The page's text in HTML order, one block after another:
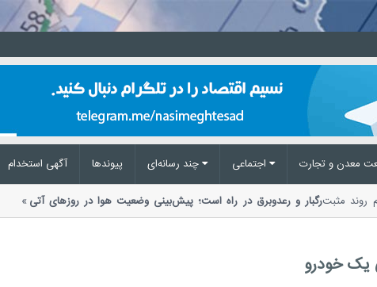
آگهی استخدام پیوند‌ها
رگبار و رعدوبرق در راه است؛ پیش‌بینی وضعیت هوا در روزهای آتی
مدیریت بحران مخاطرات وضع هوا از احتمال...
به تداوم روند مثبت